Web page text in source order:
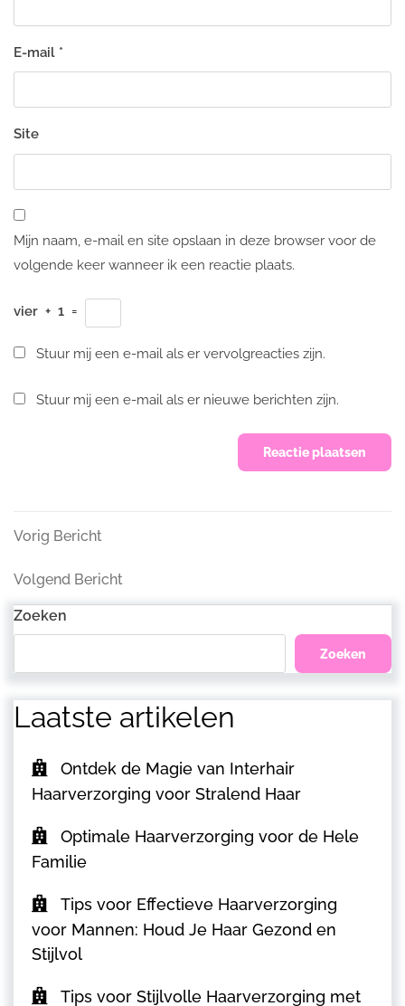
E-mail *
Site
Mijn naam, e-mail en site opslaan in deze browser voor de
volgende keer wanneer ik een reactie plaats.
vier + 1 =
Stuur mij een e-mail als er vervolgreacties zijn.
Stuur mij een e-mail als er nieuwe berichten zijn.
Bericht
navigatie
Vorig
Vorig Bericht
Volgend
Bericht
Volgend Bericht
Zoeken
Zoeken
Laatste artikelen
Ontdek de Magie van Interhair
Haarverzorging voor Stralend Haar
Optimale Haarverzorging voor de Hele
Familie
Tips voor Effectieve Haarverzorging
voor Mannen: Houd Je Haar Gezond en
Stijlvol
Tips voor Stijlvolle Haarverzorging met